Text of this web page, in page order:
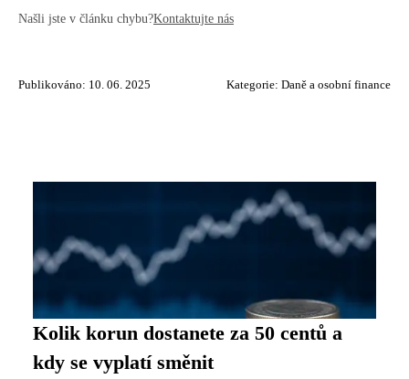
Našli jste v článku chybu?Kontaktujte nás
Publikováno: 10. 06. 2025 Kategorie: Daně a osobní finance
Kolik korun dostanete za 50 centů a
kdy se vyplatí směnit